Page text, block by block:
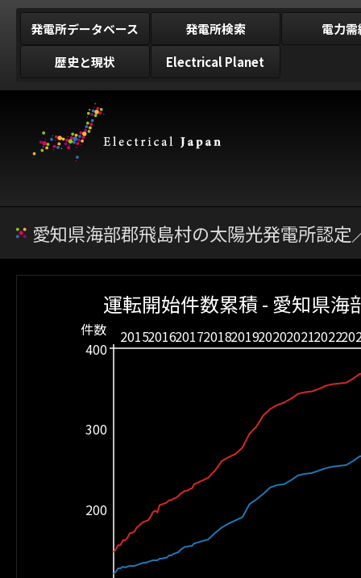
発電所データベース 発電所検索
電力需
歴史と現状
Electrical Planet
愛知県海部郡飛島村の太陽光発電所認
20152016201720182019202020212022
200
300
400
件数
運転開始件数累積 - 愛知県海